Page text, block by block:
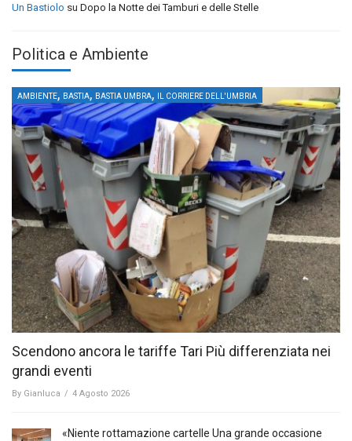
Un Bastiolo su Dopo la Notte dei Tamburi e delle Stelle
Politica e Ambiente
AMBIENTE, BASTIA, BASTIA UMBRA, IL CORRIERE DELL'UMBRIA
Scendono ancora le tariffe Tari Più differenziata nei
grandi eventi
By Gianluca / 4 Agosto 2026
«Niente rottamazione cartelle Una grande occasione